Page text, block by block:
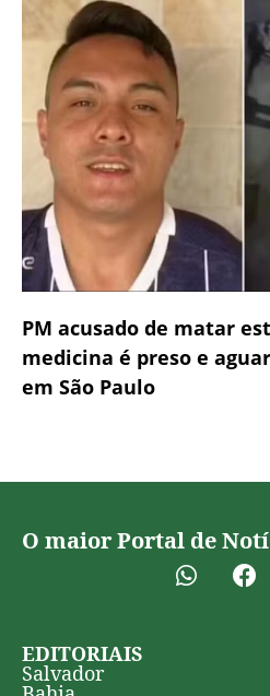
PM acusado de matar
medicina é preso e
em São Paulo
O maior Portal de
EDITORIAIS
Salvador